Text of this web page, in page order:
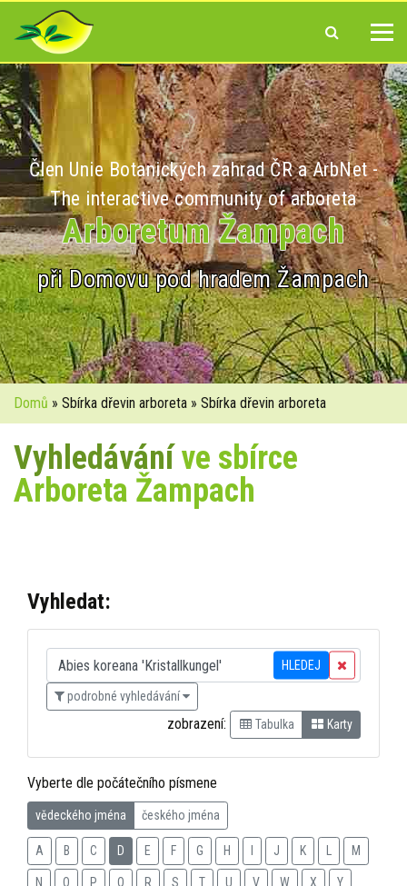
Člen Unie Botanických zahrad ČR a ArbNet -
The interactive community of arboreta
Arboretum Žampach
při Domovu pod hradem Žampach
Domů » Sbírka dřevin arboreta » Sbírka dřevin arboreta
Vyhledáváníve sbírce
Arboreta Žampach
Vyhledat:
HLEDEJ
podrobné vyhledávání
zobrazení: Tabulka Karty
Vyberte dle počátečního písmene
vědeckého jména českého jména
A B C D E F G H J K M
N O P Q R S T U V W X Y